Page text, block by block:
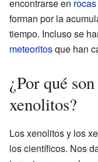
encontrarse en
forman por la
tiempo. Incluso se
meteoritosque han
¿Por qué
xenolitos?
Los xenolitos y los
los científicos. Nos